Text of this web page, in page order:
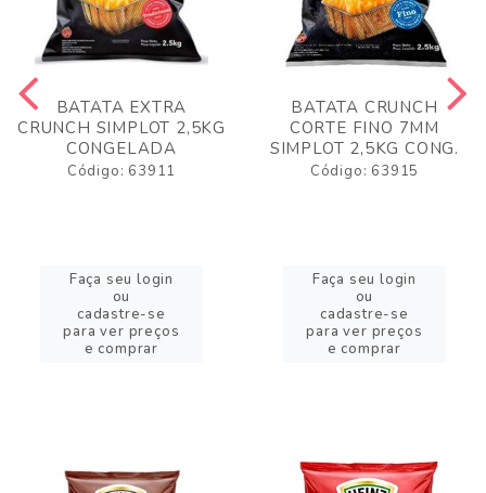
BATATA EXTRA
CRUNCH SIMPLOT 2,5KG
CONGELADA
Código: 63911
Faça seu login
ou
cadastre-se
para ver preços
e comprar
BATATA CRUNCH
CORTE FINO 7MM
SIMPLOT 2,5KG CONG.
Código: 63915
Faça seu login
ou
cadastre-se
para ver preços
e comprar